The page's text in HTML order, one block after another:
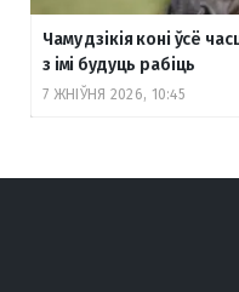
Чаму дзікія коні ўсё
з імі будуць рабіць
7 ЖНІЎНЯ 2026, 10:45